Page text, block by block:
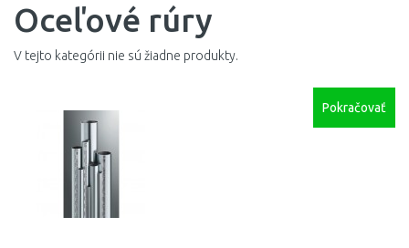
Oceľové rúry
V tejto kategórii nie sú žiadne produkty.
Pokračovať